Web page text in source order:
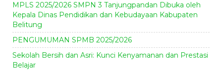
MPLS 2025/2026 SMPN 3 Tanjungpandan Dibuka oleh
Kepala Dinas Pendidikan dan Kebudayaan Kabupaten
Belitung
PENGUMUMAN SPMB 2025/2026
Sekolah Bersih dan Asri: Kunci Kenyamanan dan Prestasi
Belajar